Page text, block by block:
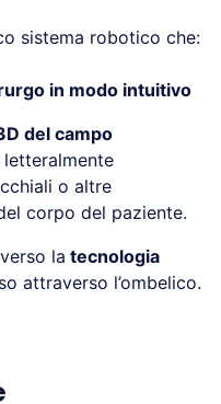
sistema robotico che:
in modo intuitivo
del campo
o altre
corpo del paziente.
la tecnologia
attraverso l’ombelico.